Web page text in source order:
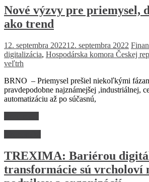
Nové výzvy pre priemysel,
ako trend
12. septembra 202212. septembra 2022
digitalizácia, Hospodárska komora Českej
veľtrh
BRNO – Priemysel prešiel niekoľkými
pravdepodobne najznámejšej ,industriálnej,
automatizáciu až po súčasnú,
TREXIMA: Bariérou
transformácie sú vrcholoví